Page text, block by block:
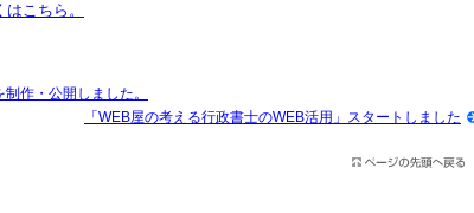
こちら。
作・公開しました。
「WEB屋の考える行政書士のWEB活用」スタートしました